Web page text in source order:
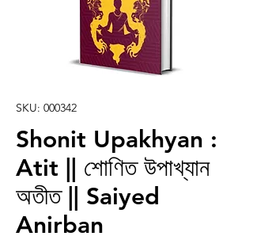
SKU: 000342
Shonit Upakhyan :
Atit || শোণিত উপাখ্যান
অতীত || Saiyed
Anirban